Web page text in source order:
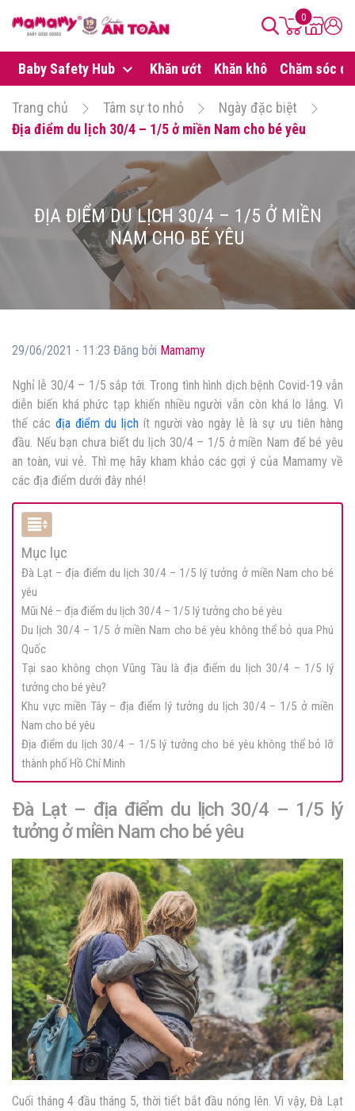
0
Baby Safety Hub Khăn ướt Khăn khô Chăm sóc da
Trang chủ Tâm sự to nhỏ
Ngày đặc biệt
Địa điểm du lịch 30/4 – 1/5 ở miền Nam cho bé yêu
ĐỊA ĐIỂM DU LỊCH 30/4 – 1/5 Ở MIỀN
NAM CHO BÉ YÊU
29/06/2021 - 11:23 Đăng bởi Mamamy
Nghỉ lễ 30/4 – 1/5 sắp tới. Trong tình hình dịch bệnh Covid-19 vẫn
diễn biến khá phức tạp khiến nhiều người vẫn còn khá lo lắng. Vì
thế các địa điểm du lịch ít người vào ngày lễ là sự ưu tiên hàng
đầu. Nếu bạn chưa biết du lịch 30/4 – 1/5 ở miền Nam để bé yêu
an toàn, vui vẻ. Thì mẹ hãy kham khảo các gợi ý của Mamamy về
các địa điểm dưới đây nhé!
Mục lục
Đà Lạt – địa điểm du lịch 30/4 – 1/5 lý tưởng ở miền Nam cho bé
yêu
Mũi Né – địa điểm du lịch 30/4 – 1/5 lý tưởng cho bé yêu
Du lịch 30/4 – 1/5 ở miền Nam cho bé yêu không thể bỏ qua Phú
Quốc
Tại sao không chọn Vũng Tàu là địa điểm du lịch 30/4 – 1/5 lý
tưởng cho bé yêu?
Khu vực miền Tây – địa điểm lý tưởng du lịch 30/4 – 1/5 ở miền
Nam cho bé yêu
Địa điểm du lịch 30/4 – 1/5 lý tưởng cho bé yêu không thể bỏ lỡ
thành phố Hồ Chí Minh
Đà Lạt – địa điểm du lịch 30/4 – 1/5 lý
tưởng ở miền Nam cho bé yêu
Cuối tháng 4 đầu tháng 5, thời tiết bắt đầu nóng lên. Vì vậy, Đà Lạt